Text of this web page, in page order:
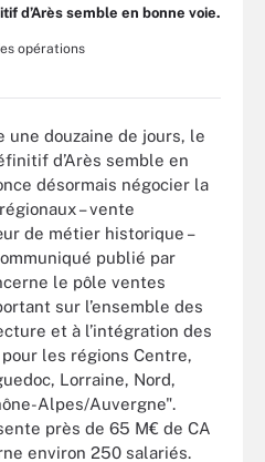
d’Arès semble en bonne voie.
opérations
une douzaine de jours, le
d’Arès semble en
désormais négocier la
– vente
de métier historique –
publié par
le pôle ventes
sur l’ensemble des
et à l’intégration des
les régions Centre,
Lorraine, Nord,
Alpes/Auvergne".
près de 65 M€ de CA
environ 250 salariés.